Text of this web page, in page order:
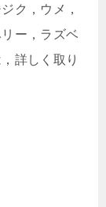
ク，ウメ，
ー，ラズベ
詳しく取り